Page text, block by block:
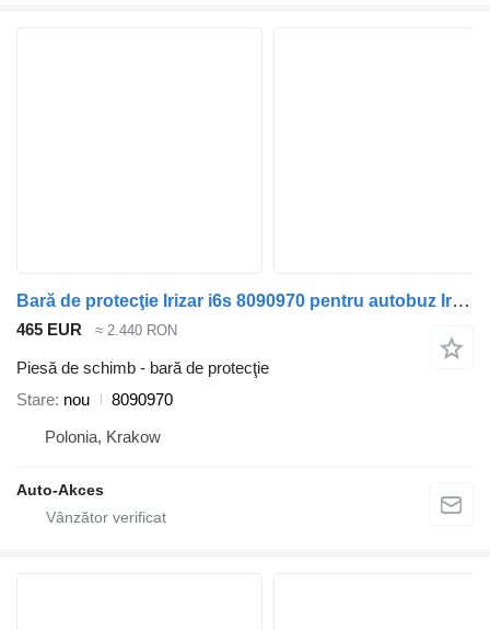
Bară de protecţie Irizar i6s 8090970 pentru autobuz Irizar i6s
465 EUR ≈ 2.440 RON
Piesă de schimb - bară de protecţie
Stare nou
8090970
Polonia, Krakow
Auto-Akces